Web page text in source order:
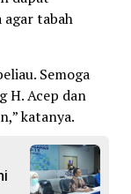
agar tabah
Semoga
H. Acep dan
katanya.